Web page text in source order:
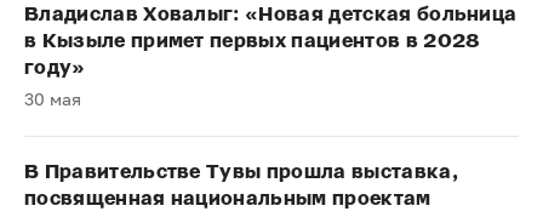
Владислав Ховалыг: «Новая детская больница
в Кызыле примет первых пациентов в 2028
году»
30 мая
В Правительстве Тувы прошла выставка,
посвященная национальным проектам